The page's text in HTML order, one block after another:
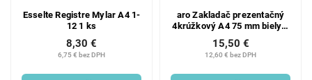
Esselte Registre Mylar A4 1-
12 1 ks
6,75 € bez DPH
8,30 €
aro Zakladač prezentačný
4krúžkový A4 75 mm biely 1
ks
12,60 € bez DPH
15,50 €